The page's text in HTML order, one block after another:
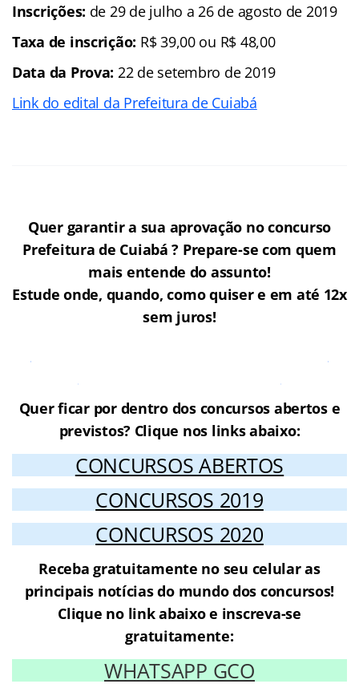
Inscrições: de 29 de julho a 26 de agosto de 2019
Taxa de inscrição: R$ 39,00 ou R$ 48,00
Data da Prova: 22 de setembro de 2019
Link do edital da Prefeitura de Cuiabá
Quer garantir a sua aprovação no concurso
Prefeitura de Cuiabá ? Prepare-se com quem
mais entende do assunto!
Estude onde, quando, como quiser e em até 12x
sem juros!
Quer ficar por dentro dos concursos abertos e
previstos? Clique nos links abaixo:
CONCURSOS ABERTOS
CONCURSOS 2019
CONCURSOS 2020
Receba gratuitamente no seu celular as
principais notícias do mundo dos concursos!
Clique no link abaixo e inscreva-se
gratuitamente:
WHATSAPP GCO